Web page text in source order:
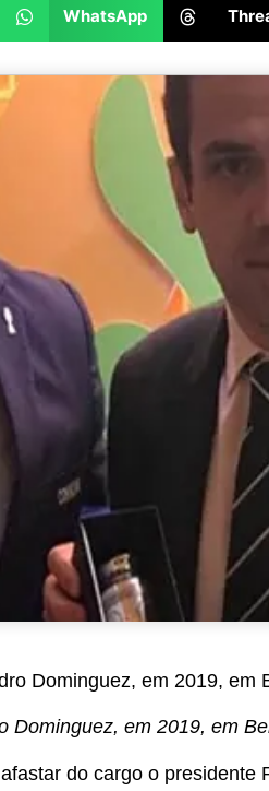
WhatsApp
Dominguez, em 2019, em
do cargo o presidente